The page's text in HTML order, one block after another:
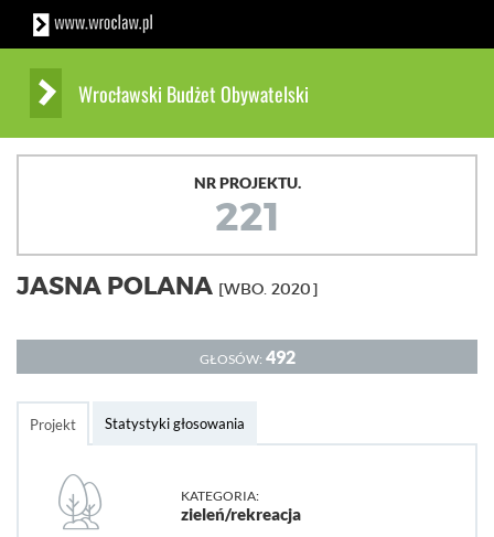
Wrocławski Budżet Obywatelski
NR PROJEKTU.
221
JASNA POLANA [WBO. 2020]
GŁOSÓW: 492
Projekt Statystyki głosowania
KATEGORIA:
zieleń/rekreacja